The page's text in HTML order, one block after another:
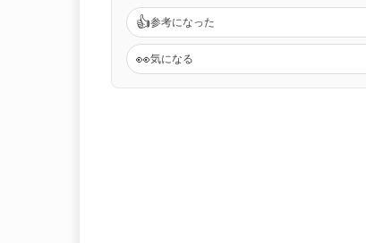
👍参考になった
👀気になる